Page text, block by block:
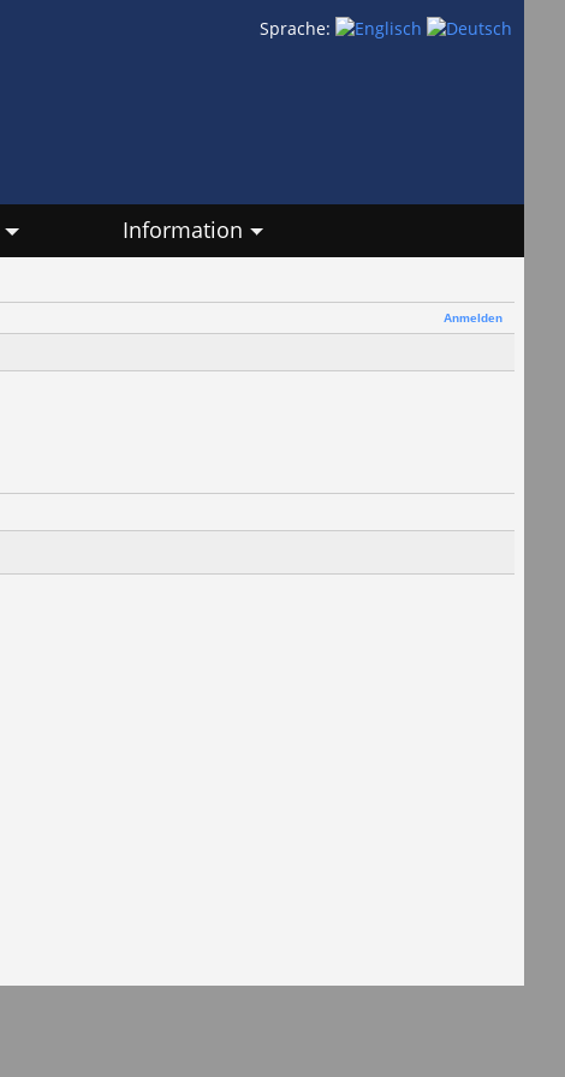
Sprache:
Information
Anmelden